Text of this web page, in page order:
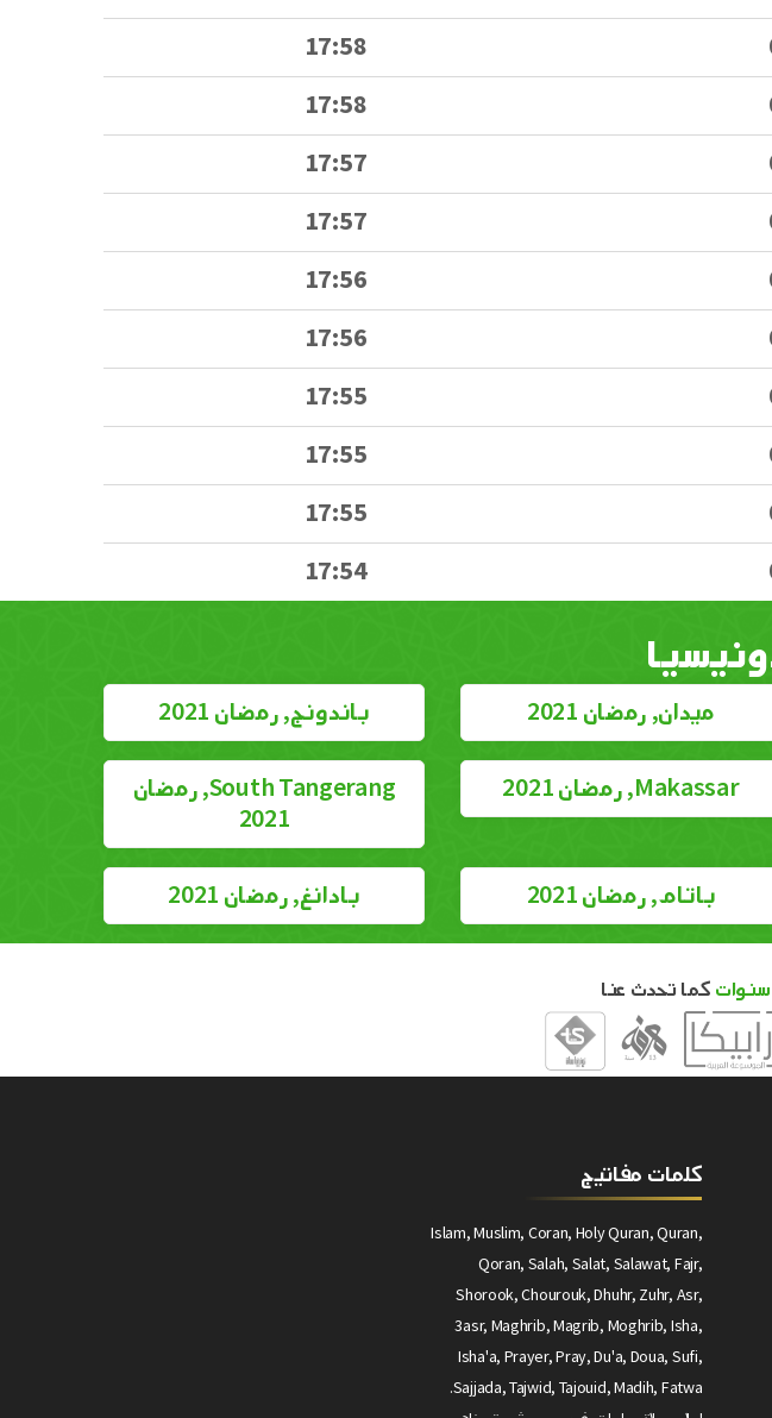
17:58
17:58
17:57
17:57
17:56
17:56
17:55
17:55
17:55
17:54
ميدان, رمضان 2021 باندونج, رمضان 2021
Makassar, رمضان 2021
South Tangerang, رمضان
2021
باتام, رمضان 2021 بادانغ, رمضان 2021
كما تحدث عنا
كلمات مفاتيج
Islam, Muslim, Coran, Holy Quran, Quran,
Qoran, Salah, Salat, Salawat, Fajr,
Shorook, Chourouk, Dhuhr, Zuhr, Asr,
3asr, Maghrib, Magrib, Moghrib, Isha,
Isha'a, Prayer, Pray, Du'a, Doua, Sufi,
Sajjada, Tajwid, Tajouid, Madih, Fatwa.